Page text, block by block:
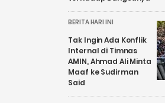
BERITA HARI INI
Tak Ingin Ada Konflik
Internal di Timnas
AMIN, Ahmad Ali Minta
Maaf ke Sudirman
Said